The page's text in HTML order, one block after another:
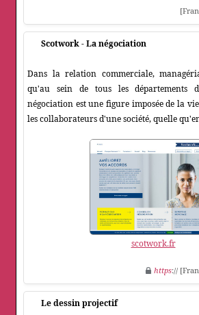
Scotwork - La négociation
Dans la relation commerciale,
qu'au sein de tous les départements
négociation est une figure imposée de la
les collaborateurs d'une société, quelle
scotwork.fr
https://
Le dessin projectif